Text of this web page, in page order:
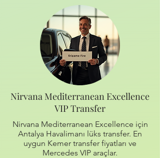
Nirvana Mediterranean Excellence
VIP Transfer
Nirvana Mediterranean Excellence için
Antalya Havalimanı lüks transfer. En
uygun Kemer transfer fiyatları ve
Mercedes VIP araçlar.